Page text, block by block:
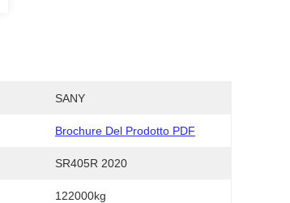
SANY
Brochure Del Prodotto PDF
SR405R 2020
122000kg